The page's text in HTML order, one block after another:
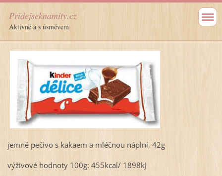
Pridejseknamity.cz
Aktivně a s úsměvem
jemné pečivo s kakaem a mléčnou náplní, 42g
výživové hodnoty 100g: 455kcal/ 1898kJ